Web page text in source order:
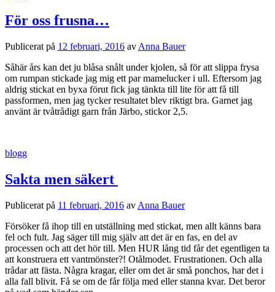
För oss frusna…
Publicerat på 12 februari, 2016 av Anna Bauer
Såhär års kan det ju blåsa snålt under kjolen, så för att slippa frysa
om rumpan stickade jag mig ett par mamelucker i ull. Eftersom jag
aldrig stickat en byxa förut fick jag tänkta till lite för att få till
passformen, men jag tycker resultatet blev riktigt bra. Garnet jag
använt är tvåtrådigt garn från Järbo, stickor 2,5.
blogg
Sakta men säkert
Publicerat på 11 februari, 2016 av Anna Bauer
Försöker få ihop till en utställning med stickat, men allt känns bara
fel och fult. Jag säger till mig själv att det är en fas, en del av
processen och att det hör till. Men HUR lång tid får det egentligen ta
att konstruera ett vantmönster?! Otålmodet. Frustrationen. Och alla
trådar att fästa. Några kragar, eller om det är små ponchos, har det i
alla fall blivit. Få se om de får följa med eller stanna kvar. Det beror